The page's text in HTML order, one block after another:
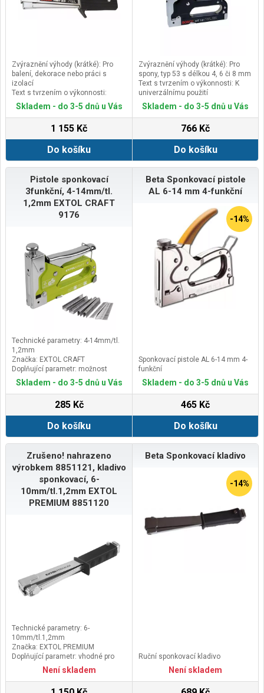
Zvýraznění výhody (krátké): Pro
balení, dekorace nebo práci s
izolací
Text s tvrzením o výkonnosti:
Balení, dekorace a práce s izolací
(Verze), klíčový důvod RTB: Díky
sponkovačky na materiál spona do
materiálu zanoří s obrovskou
Specifický důvod RTB1: Z důvodu
bezpečnosti při použití vybavena
chráničem prstů
Skladem - do 3-5 dnů u Vás
1 155 Kč
Do košíku
Zvýraznění výhody (krátké): Pro
spony, typ 53 s délkou 4, 6 či 8 mm
Text s tvrzením o výkonnosti: K
univerzálnímu použití
(Verze), klíčový důvod RTB:
Navržena k rychlému upevňování
papírové lepenky a izolačních
materiálů
Specifický důvod RTB1: Vybavena
ruční spouští, vyrobena z odolné
leštěné oceli; madlo spouště je
polstrované a opatřené pojistkou
Skladem - do 3-5 dnů u Vás
766 Kč
Do košíku
Pistole sponkovací
3funkční, 4-14mm/tl.
1,2mm EXTOL CRAFT
9176
Technické parametry: 4-14mm/tl.
1,2mm
Značka: EXTOL CRAFT
Doplňující parametr: možnost
nastavení síly úderu, vhodné
spony: výška 4-14mm, rozteč 10,6x
tl.1,2mm+11,3x tl. 1,2mm,
kabelové spony výšky 10-12mm
rozteč 6,2mm, hřebíky s hlavičkou
do max. délky 14mm
Skladem - do 3-5 dnů u Vás
285 Kč
Do košíku
Beta Sponkovací pistole
AL 6-14 mm 4-funkční
-14%
Sponkovací pistole AL 6-14 mm 4-
funkční
Skladem - do 3-5 dnů u Vás
465 Kč
Do košíku
Zrušeno! nahrazeno
výrobkem 8851121, kladivo
sponkovací, 6-
10mm/tl.1,2mm EXTOL
PREMIUM 8851120
Technické parametry: 6-
10mm/tl.1,2mm
Značka: EXTOL PREMIUM
Doplňující parametr: vhodné pro
spony: výška 6-10mm, rozteč 10,6x
tl.1,2mm, váha cca 930g
Není skladem
Beta Sponkovací kladivo
-14%
Ruční sponkovací kladivo
Není skladem